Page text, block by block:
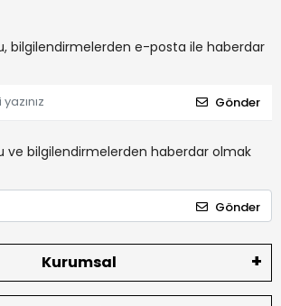
bilgilendirmelerden e-posta ile haberdar
Gönder
ve bilgilendirmelerden haberdar olmak
Gönder
Kurumsal